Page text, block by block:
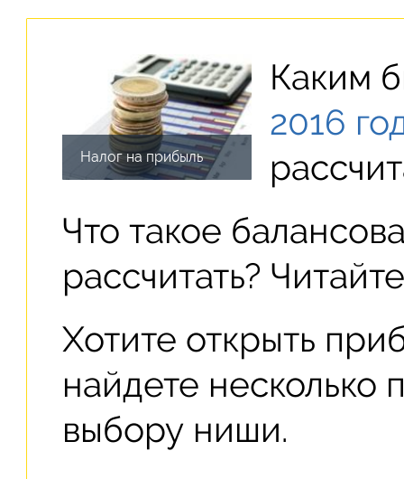
Налог на прибыль
Каким
2016
Что такое
рассчитать?
Хотите открыть
найдете несколько
выбору ниши.